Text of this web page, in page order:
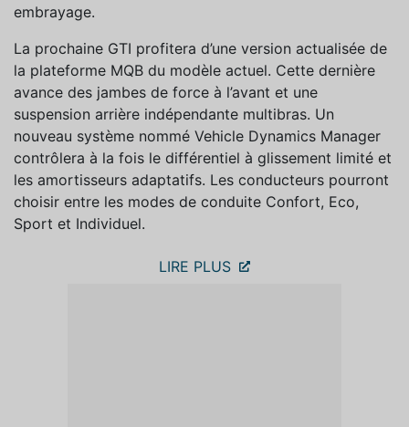
embrayage.
La prochaine GTI profitera d’une version actualisée de
la plateforme MQB du modèle actuel. Cette dernière
avance des jambes de force à l’avant et une
suspension arrière indépendante multibras. Un
nouveau système nommé Vehicle Dynamics Manager
contrôlera à la fois le différentiel à glissement limité et
les amortisseurs adaptatifs. Les conducteurs pourront
choisir entre les modes de conduite Confort, Eco,
Sport et Individuel.
LIRE PLUS